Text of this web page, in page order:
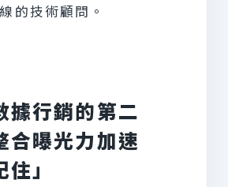
的技術顧問。
據行銷的第二
合曝光力加速
住」